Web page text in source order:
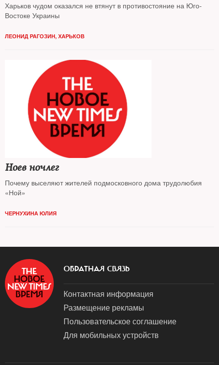
Харьков чудом оказался не втянут в противостояние на Юго-
Востоке Украины
ЛЕОНИД РАГОЗИН, ХАРЬКОВ
Ноев ночлег
Почему выселяют жителей подмосковного дома трудолюбия
«Ной»
ЧЕРНУХИНА ЮЛИЯ
ОБРАТНАЯ СВЯЗЬ
Контактная информация
Размещение рекламы
Пользовательское соглашение
Для мобильных устройств